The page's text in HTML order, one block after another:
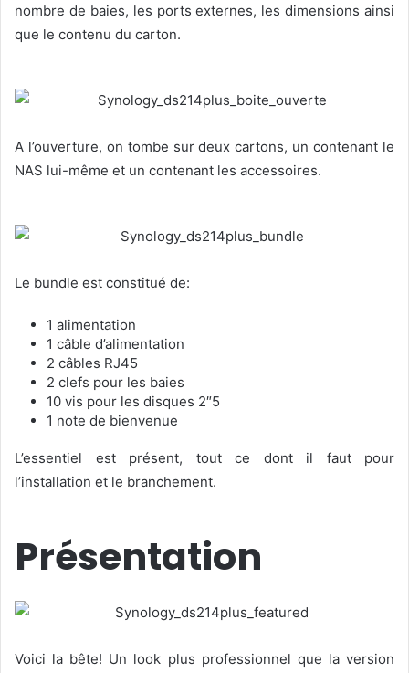
nombre de baies, les ports externes, les dimensions ainsi
que le contenu du carton.
A l’ouverture, on tombe sur deux cartons, un contenant le
NAS lui-même et un contenant les accessoires.
Le bundle est constitué de:
1 alimentation
1 câble d’alimentation
2 câbles RJ45
2 clefs pour les baies
10 vis pour les disques 2″5
1 note de bienvenue
L’essentiel est présent, tout ce dont il faut pour
l’installation et le branchement.
Présentation
Voici la bête! Un look plus professionnel que la version